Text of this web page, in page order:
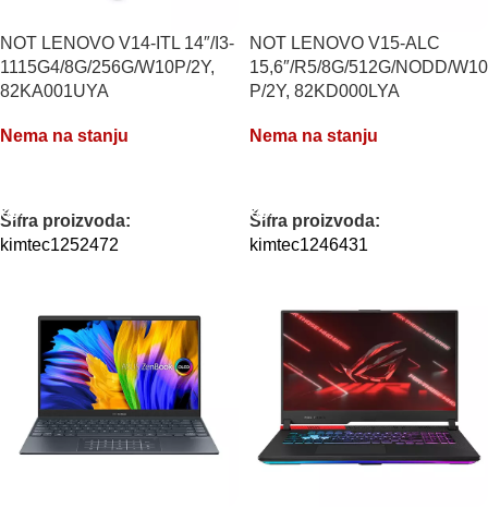
NOT LENOVO V14-ITL 14″/I3-
1115G4/8G/256G/W10P/2Y,
82KA001UYA
Nema na stanju
Šifra proizvoda:
kimtec1252472
NOT LENOVO V15-ALC
15,6″/R5/8G/512G/NODD/W10
P/2Y, 82KD000LYA
Nema na stanju
Šifra proizvoda:
kimtec1246431